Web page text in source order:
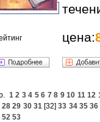
цена:
1 2 3 4 5 6 7 8 9 10 11 12
28 29 30 31[32]33 34 35 36
52 53